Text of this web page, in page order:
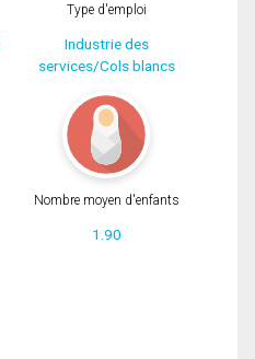
Type d'emploi
Industrie des
services/Cols blancs
Nombre moyen d'enfants
1.90